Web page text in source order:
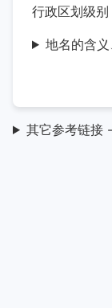
行政区划级
地名的含
其它参考链接